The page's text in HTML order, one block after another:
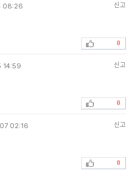
08:26 신고
0
14:59 신고
0
02:16 신고
0